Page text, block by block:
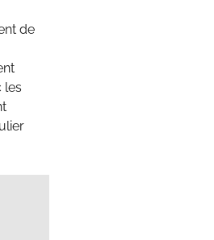
de
les